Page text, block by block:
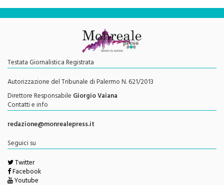
Testata Giornalistica Registrata
Autorizzazione del Tribunale di Palermo N. 621/2013
Direttore ResponsabileGiorgio Vaiana
Contatti e info
redazione@monrealepress.it
Twitter
Facebook
Youtube
Feed RSS